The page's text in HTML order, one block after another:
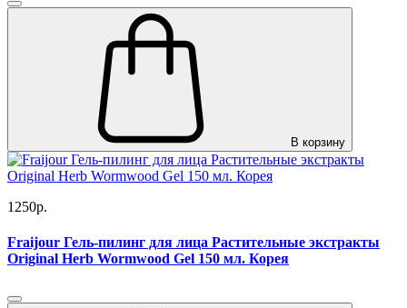
В корзину
1250р.
Fraijour Гель-пилинг для лица Растительные экстракты
Original Herb Wormwood Gel 150 мл. Корея